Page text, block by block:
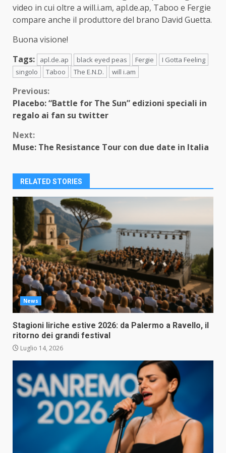
video in cui oltre a will.i.am, apl.de.ap, Taboo e Fergie
compare anche il produttore del brano David Guetta.
Buona visione!
Tags:
apl.de.ap black eyed peas Fergie
I Gotta Feeling
singolo
Taboo The E.N.D. will i.am
Continue
Reading
Previous:
Placebo: “Battle for The Sun” edizioni speciali in
regalo ai fan su twitter
Next:
Muse: The Resistance Tour con due date in Italia
RELATED STORIES
News
Stagioni liriche estive 2026: da Palermo a Ravello, il
ritorno dei grandi festival
Luglio 14, 2026